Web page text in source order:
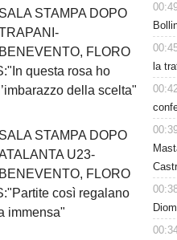
SALA STAMPA DOPO
BENEVENTO, FLORO
questa rosa ho
della scelta"
SALA STAMPA DOPO
U23-
BENEVENTO, FLORO
così regalano
immensa"
la